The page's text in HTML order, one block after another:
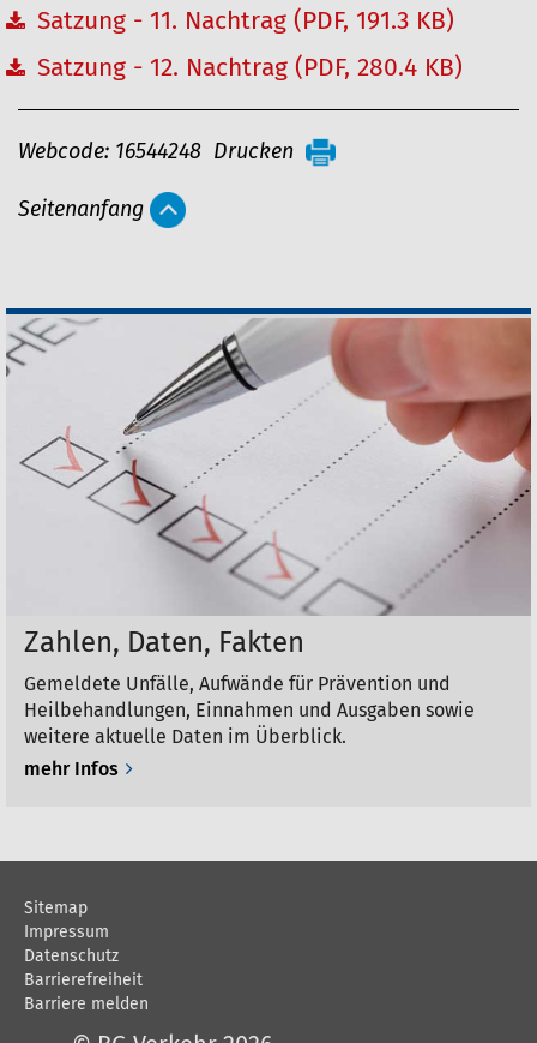
Satzung - 11. Nachtrag (PDF, 191.3 KB)
Satzung - 12. Nachtrag (PDF, 280.4 KB)
A
t
e
l
t
n
Webcode: 16544248 Drucken
Seitenanfang
Zahlen, Daten, Fakten
Gemeldete Unfälle, Aufwände für Prävention und
Heilbehandlungen, Einnahmen und Ausgaben sowie
weitere aktuelle Daten im Überblick.
mehr Infos
Sitemap
Impressum
Datenschutz
Barrierefreiheit
Barriere melden